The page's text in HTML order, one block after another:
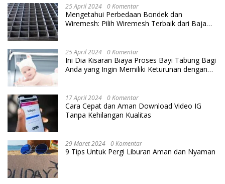
25 April 2024 0 Komentar
Mengetahui Perbedaan Bondek dan
Wiremesh: Pilih Wiremesh Terbaik dari Baja
25 April 2024 0 Komentar
Ini Dia Kisaran Biaya Proses Bayi Tabung Bagi
Anda yang Ingin Memiliki Keturunan dengan
17 April 2024 0 Komentar
Cara Cepat dan Aman Download Video IG
Tanpa Kehilangan Kualitas
29 Maret 2024 0 Komentar
9 Tips Untuk Pergi Liburan Aman dan Nyaman